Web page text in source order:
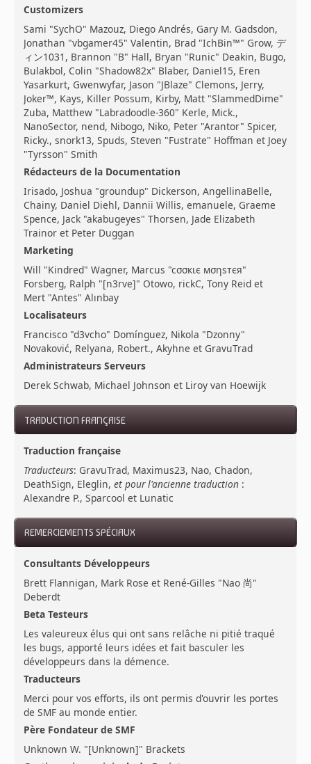
Customizers
Sami "SychO" Mazouz, Diego Andrés, Gary M. Gadsdon,
Jonathan "vbgamer45" Valentin, Brad "IchBin™" Grow, デ
ィン1031, Brannon "B" Hall, Bryan "Runic" Deakin, Bugo,
Bulakbol, Colin "Shadow82x" Blaber, Daniel15, Eren
Yasarkurt, Gwenwyfar, Jason "JBlaze" Clemons, Jerry,
Joker™, Kays, Killer Possum, Kirby, Matt "SlammedDime"
Zuba, Matthew "Labradoodle-360" Kerle, Mick.,
NanoSector, nend, Nibogo, Niko, Peter "Arantor" Spicer,
Ricky., snork13, Spuds, Steven "Fustrate" Hoffman et Joey
"Tyrsson" Smith
Rédacteurs de la Documentation
Irisado, Joshua "groundup" Dickerson, AngellinaBelle,
Chainy, Daniel Diehl, Dannii Willis, emanuele, Graeme
Spence, Jack "akabugeyes" Thorsen, Jade Elizabeth
Trainor et Peter Duggan
Marketing
Will "Kindred" Wagner, Marcus "cσσкιє мσηѕтєя"
Forsberg, Ralph "[n3rve]" Otowo, rickC, Tony Reid et
Mert "Antes" Alınbay
Localisateurs
Francisco "d3vcho" Domínguez, Nikola "Dzonny"
Novaković, Relyana, Robert., Akyhne et GravuTrad
Administrateurs Serveurs
Derek Schwab, Michael Johnson et Liroy van Hoewijk
TRADUCTION FRANÇAISE
Traduction française
Traducteurs: GravuTrad, Maximus23, Nao, Chadon,
DeathSign, Eleglin,et pour l'ancienne traduction :
Alexandre P., Sparcool et Lunatic
REMERCIEMENTS SPÉCIAUX
Consultants Développeurs
Brett Flannigan, Mark Rose et René-Gilles "Nao 尚"
Deberdt
Beta Testeurs
Les valeureux élus qui ont sans relâche ni pitié traqué
les bugs, apporté leurs idées et fait basculer les
développeurs dans la démence.
Traducteurs
Merci pour vos efforts, ils ont permis d'ouvrir les portes
de SMF au monde entier.
Père Fondateur de SMF
Unknown W. "[Unknown]" Brackets